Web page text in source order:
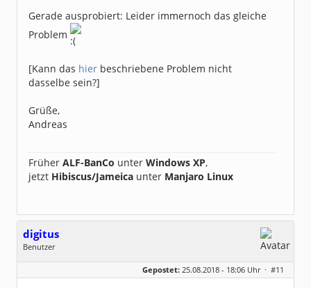
Gerade ausprobiert: Leider immernoch das gleiche
Problem
[Kann das hier beschriebene Problem nicht
dasselbe sein?]
Grüße,
Andreas
Früher ALF-BanCo unter Windows XP,
jetzt Hibiscus/Jameica unter Manjaro Linux
digitus
Benutzer
Geschlecht:
keine Angabe
Dabei seit:
01 / 2011
Gepostet: 25.08.2018 - 18:06 Uhr · #11